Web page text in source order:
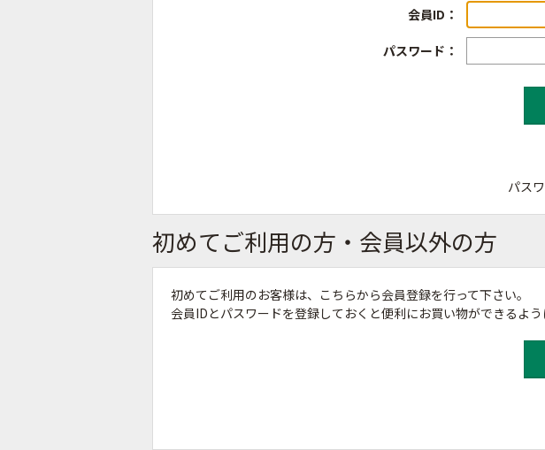
会員ID：
パスワード：
パス
初めてご利用の方・会員以外の方
初めてご利用のお客様は、こちらから会員登録を行って下さい。
会員IDとパスワードを登録しておくと便利にお買い物ができるよう